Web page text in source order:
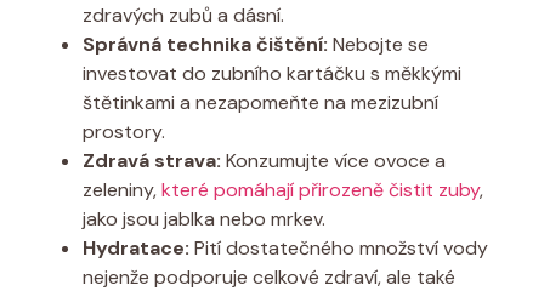
zdravých zubů a dásní.
Správná technika čištění: Nebojte se
investovat do zubního kartáčku s měkkými
štětinkami a nezapomeňte na mezizubní
prostory.
Zdravá strava: Konzumujte více ovoce a
zeleniny,které pomáhají přirozeně čistit zuby,
jako jsou jablka nebo mrkev.
Hydratace: Pití dostatečného množství vody
nejenže podporuje celkové zdraví, ale také